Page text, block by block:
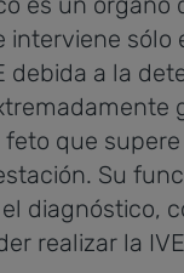
interviene sólo
debida a la
que supere
Su
diagnóstico,
realizar la